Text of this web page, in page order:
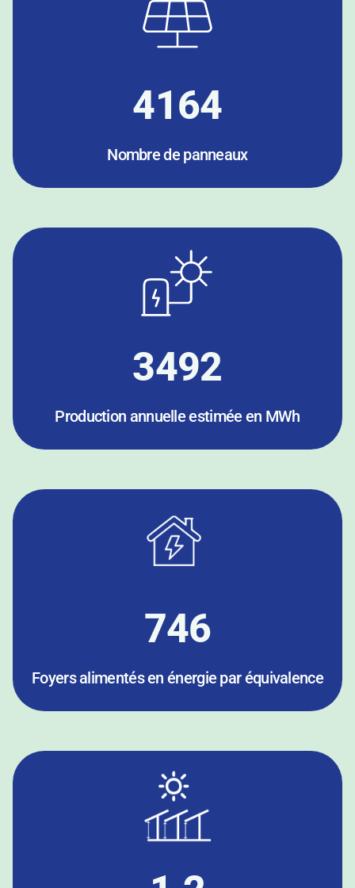
4164
Nombre de panneaux
3492
Production annuelle estimée en MWh
746
Foyers alimentés en énergie par équivalence